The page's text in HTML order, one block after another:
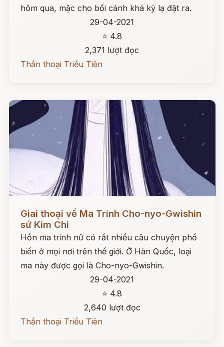
hôm qua, mặc cho bối cảnh khá kỳ lạ đặt ra.
29-04-2021
⭐ 4.8
2,371 lượt đọc
Thần thoại Triều Tiên
Giai thoại về Ma Trinh Cho-nyo-Gwishin
sứ Kim Chi
Hồn ma trinh nữ có rất nhiều câu chuyện phố
biến ở mọi nơi trên thế giới. Ở Hàn Quốc, loại
ma này được gọi là Cho-nyo-Gwishin.
29-04-2021
⭐ 4.8
2,640 lượt đọc
Thần thoại Triều Tiên